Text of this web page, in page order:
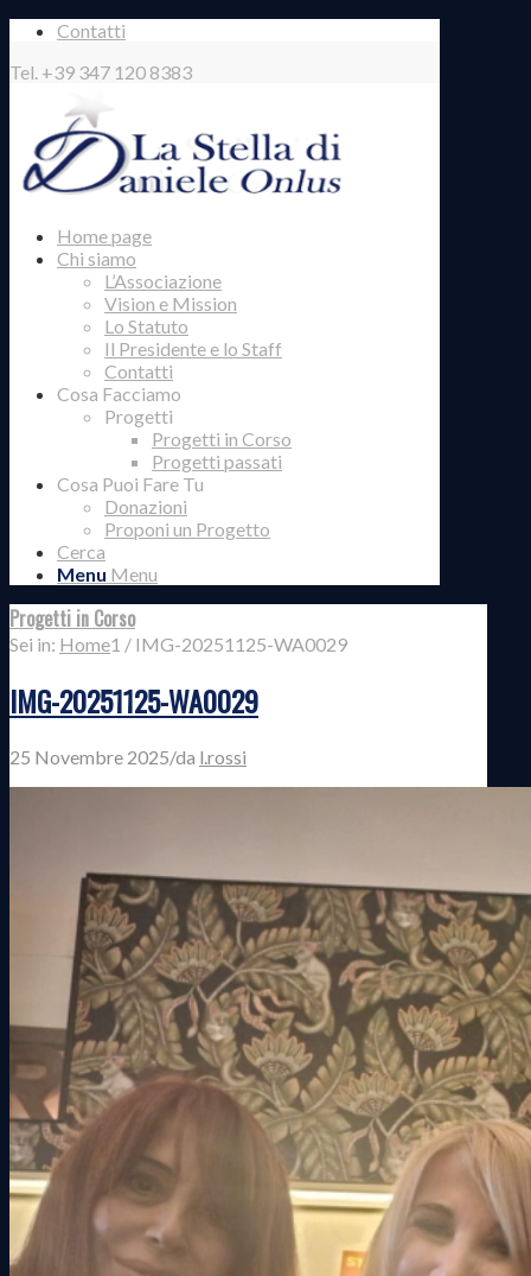
Contatti
Tel. +39 347 120 8383
Home page
Chi siamo
L’Associazione
Vision e Mission
Lo Statuto
Il Presidente e lo Staff
Contatti
Cosa Facciamo
Progetti
Progetti in Corso
Progetti passati
Cosa Puoi Fare Tu
Donazioni
Proponi un Progetto
Cerca
Menu Menu
Progetti in Corso
Sei in: Home1 / IMG-20251125-WA0029
IMG-20251125-WA0029
25 Novembre 2025/da l.rossi